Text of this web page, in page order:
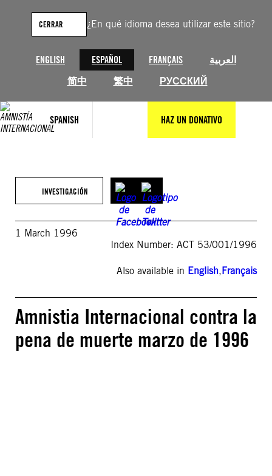
¿En qué idioma desea utilizar este sitio?
ENGLISH ESPAÑOL FRANÇAIS
العربية
简中
繁中 РУССКИЙ
CERRAR
SPANISH HAZ UN DONATIVO
contenido
INVESTIGACIÓN
1 March 1996
Index Number: ACT 53/001/1996
Also available in English,Français
Amnistia Internacional contra la
pena de muerte marzo de 1996